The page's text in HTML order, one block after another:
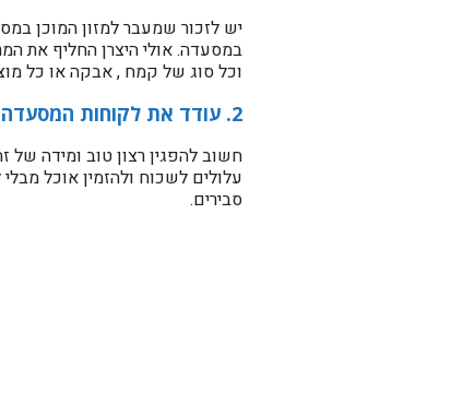
יש לזכור שמעבר למזון המוכן
במסעדה. אולי היצרן החליף את
וכל סוג של קמח , אבקה או כל
2. עודד את לקוחות המסעדה לספר לכם על האלרגיות שלהם
חשוב להפגין רצון טוב ומידה של
עלולים לשכוח ולהזמין אוכל
סבירים.